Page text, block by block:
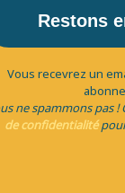
Vous recevrez un
ne spammons pas
de confidentialité